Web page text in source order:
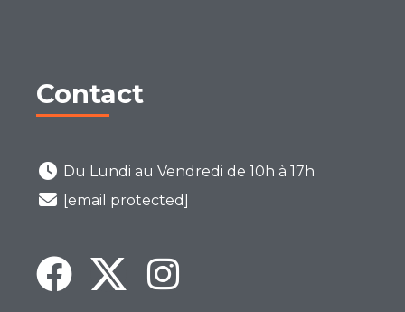
Contact
Du Lundi au Vendredi de 10h à 17h
[email protected]